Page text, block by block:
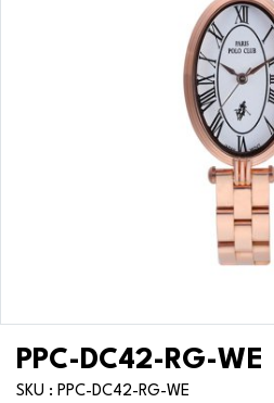
PPC-DC42-RG-WE
SKU : PPC-DC42-RG-WE